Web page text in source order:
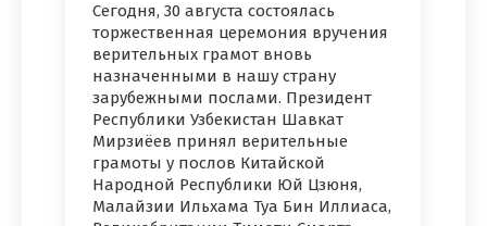
Сегодня, 30 августа состоялась
торжественная церемония вручения
верительных грамот вновь
назначенными в нашу страну
зарубежными послами. Президент
Республики Узбекистан Шавкат
Мирзиёев принял верительные
грамоты у послов Китайской
Народной Республики Юй Цзюня,
Малайзии Ильхама Туа Бин Иллиаса,